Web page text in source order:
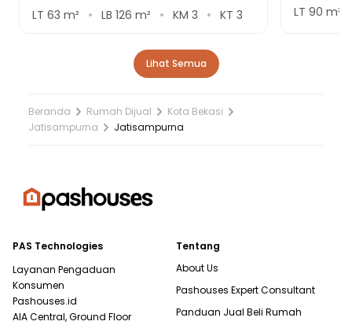
LT 63 m² LB 126 m² KM 3 KT 3
LT 90 m²
Lihat Semua
Beranda Rumah Dijual
Kota Bekasi
Jatisampurna
Jatisampurna
PAS Technologies
Layanan Pengaduan
Konsumen
Pashouses.id
AIA Central, Ground Floor
Tentang
About Us
Pashouses Expert Consultant
Panduan Jual Beli Rumah